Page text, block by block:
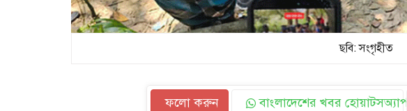
ছবি: সংগৃহীত
ফলো করুন বাংলাদেশের খবর হোয়াটসঅ্যাপ